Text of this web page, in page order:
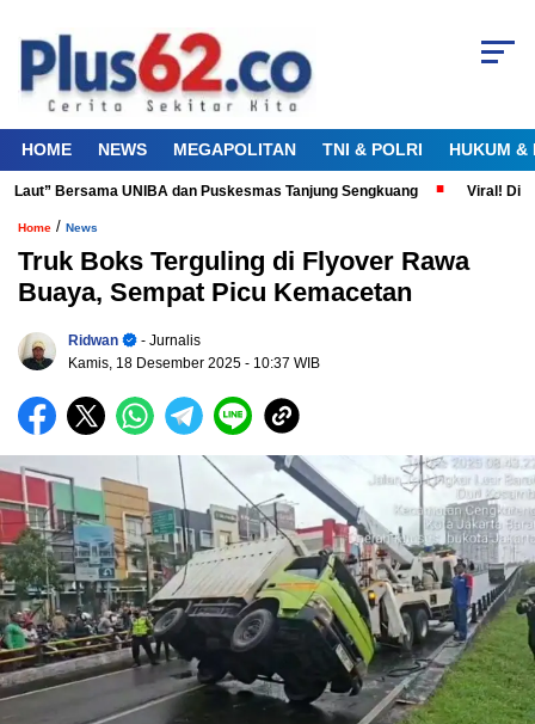
HOME NEWS MEGAPOLITAN TNI & POLRI HUKUM &
Bersama UNIBA dan Puskesmas Tanjung Sengkuang Viral!
Home / News
Truk Boks Terguling di Flyover Rawa
Buaya, Sempat Picu Kemacetan
Ridwan
- Jurnalis
Kamis, 18 Desember 2025 - 10:37 WIB